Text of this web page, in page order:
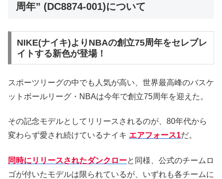
周年” (DC8874-001)について
NIKE(ナイキ)よりNBAの創立75周年をセレブレ
イトする新色が登場！
スポーツリーグの中でも人気が高い、世界最高峰のバスケ
ットボールリーグ・NBAは今年で創立75周年を迎えた。
その記念モデルとしてリリースされるのが、80年代から
変わらず愛され続けているナイキ エアフォース1だ。
同時にリリースされたダンクローと同様、公式のチームロ
ゴが付いたモデルは限られているが、いずれも各チームに